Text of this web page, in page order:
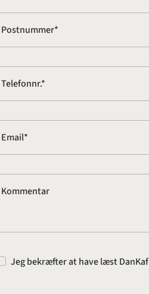
Postnummer*
Telefonnr.*
Email*
Kommentar
Jeg bekræfter at have læst